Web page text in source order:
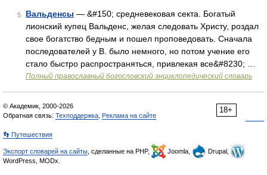
5 Вальденсы — &#150; средневековая секта. Богатый
лионский купец Вальденс, желая следовать Христу, роздал
свое богатство бедным и пошел проповедовать. Сначала
последователей у В. было немного, но потом учение его
стало быстро распространяться, привлекая все&#8230; …
Полный православный богословский энциклопедический словарь
18+
© Академик, 2000-2026
Обратная связь: Техподдержка Реклама на сайте
👣 Путешествия
Экспорт словарей на сайты , сделанные на PHP, Joomla,
Drupal,
WordPress, MODx.